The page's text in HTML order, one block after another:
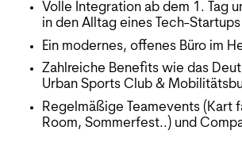
Volle Integration ab dem 1. Tag
in den Alltag eines Tech-Startups
Ein modernes, offenes Büro im
Zahlreiche Benefits wie das
Urban Sports Club &
Regelmäßige Teamevents (Kart
Room, Sommerfest..) und